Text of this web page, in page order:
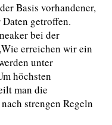
Basis vorhandener,
getroffen.
bei der
erreichen wir ein
unter
höchsten
man die
strengen Regeln